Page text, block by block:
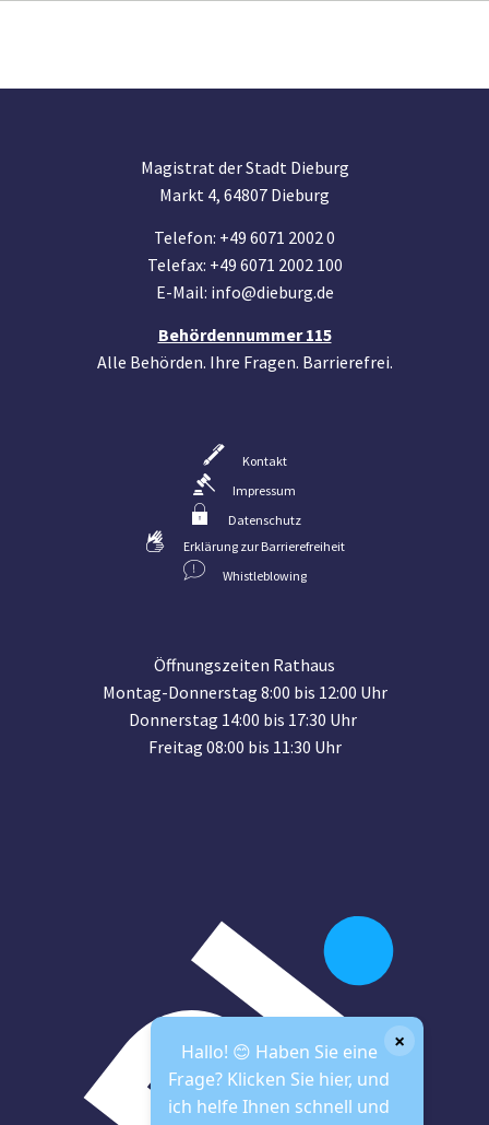
Magistrat der Stadt Dieburg
Markt 4, 64807 Dieburg
Telefon: +49 6071 2002 0
Telefax: +49 6071 2002 100
E-Mail: info@dieburg.de
Behördennummer 115
Alle Behörden. Ihre Fragen. Barrierefrei.
Kontakt
Impressum
Datenschutz
Erklärung zur Barrierefreiheit
Whistleblowing
Öffnungszeiten Rathaus
Montag-Donnerstag 8:00 bis 12:00 Uhr
Donnerstag 14:00 bis 17:30 Uhr
Freitag 08:00 bis 11:30 Uhr
Hallo! 😊 Haben Sie eine
Frage? Klicken Sie hier, und
ich helfe Ihnen schnell und
×